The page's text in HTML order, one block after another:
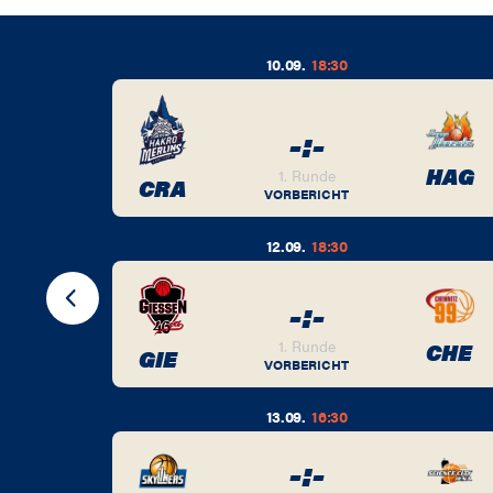
BER
10.09. 18:30
CRA
-:-
1. Runde
VORBERICHT
HAG
12.09. 18:30
GIE
-:-
1. Runde
VORBERICHT CHE
13.09. 16:30
-:-